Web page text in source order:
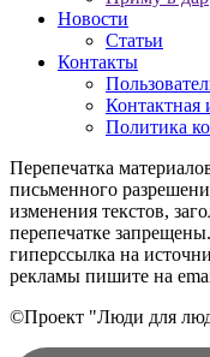
Новости
Статьи
Контакты
Контактная
Политика
Перепечатка
письменного
изменения текстов,
перепечатке
гиперссылка на
рекламы пишите на
©Проект "Люди для